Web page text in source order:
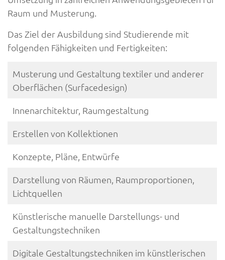
Raum und Musterung.
Das Ziel der Ausbildung sind Studierende mit
folgenden Fähigkeiten und Fertigkeiten:
Musterung und Gestaltung textiler und anderer
Oberflächen (Surfacedesign)
Innenarchitektur, Raumgestaltung
Erstellen von Kollektionen
Konzepte, Pläne, Entwürfe
Darstellung von Räumen, Raumproportionen,
Lichtquellen
Künstlerische manuelle Darstellungs- und
Gestaltungstechniken
Digitale Gestaltungstechniken im künstlerischen